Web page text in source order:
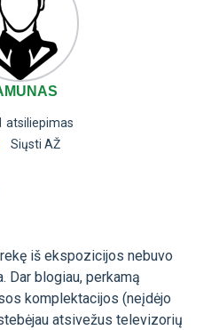
atsiliepimas
Siųsti AŽ
iš ekspozicijos nebuvo
Dar blogiau, perkamą
komplektacijos (neįdėjo
atsivežus televizorių